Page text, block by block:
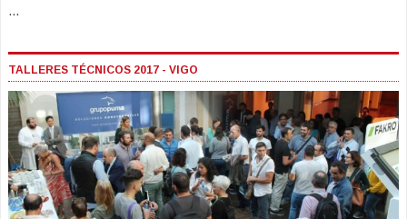
...
TALLERES TÉCNICOS 2017 - VIGO